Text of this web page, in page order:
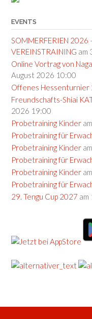
EVENTS
SOMMERFERIEN 2026
VEREINSTRAINING am
Online Vortrag von
August 2026 10:00
Offenes Hessenturnier
Freundschafts-Shiai
2026 19:00
Probetraining Kinder
Probetraining für
Probetraining Kinder
Probetraining für
Probetraining Kinder
Probetraining für
29. Tengu Cup 2027 am